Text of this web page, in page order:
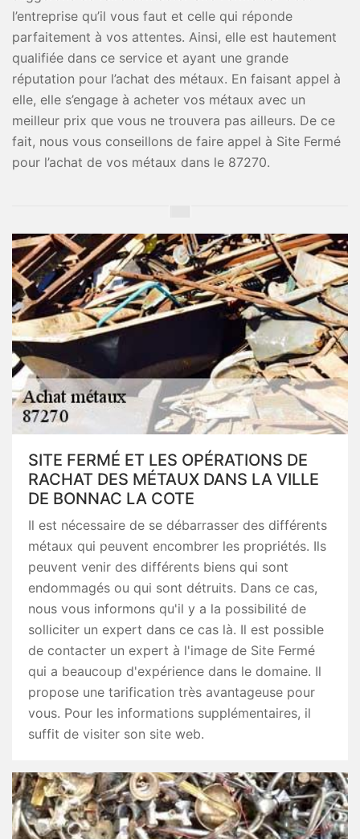
l’entreprise qu’il vous faut et celle qui réponde
parfaitement à vos attentes. Ainsi, elle est hautement
qualifiée dans ce service et ayant une grande
réputation pour l’achat des métaux. En faisant appel à
elle, elle s’engage à acheter vos métaux avec un
meilleur prix que vous ne trouvera pas ailleurs. De ce
fait, nous vous conseillons de faire appel à Site Fermé
pour l’achat de vos métaux dans le 87270.
SITE FERMÉ ET LES OPÉRATIONS DE
RACHAT DES MÉTAUX DANS LA VILLE
DE BONNAC LA COTE
Il est nécessaire de se débarrasser des différents
métaux qui peuvent encombrer les propriétés. Ils
peuvent venir des différents biens qui sont
endommagés ou qui sont détruits. Dans ce cas,
nous vous informons qu'il y a la possibilité de
solliciter un expert dans ce cas là. Il est possible
de contacter un expert à l'image de Site Fermé
qui a beaucoup d'expérience dans le domaine. Il
propose une tarification très avantageuse pour
vous. Pour les informations supplémentaires, il
suffit de visiter son site web.